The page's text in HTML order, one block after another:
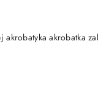
akrobatyka akrobatka